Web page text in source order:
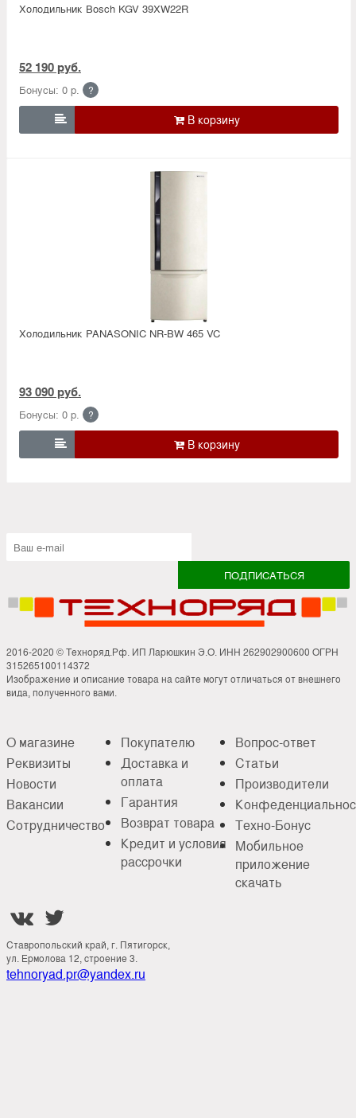
Холодильник Bosсh KGV 39XW22R
52 190 руб.
Бонусы: 0 р. ?

Холодильник PANASONIC NR-BW 465 VC
93 090 руб.
Бонусы: 0 р. ?

2016-2020 © Техноряд.Рф. ИП Ларюшкин Э.О. ИНН 262902900600 ОГРН
315265100114372
Изображение и описание товара на сайте могут отличаться от внешнего
вида, полученного вами.
О магазине
Реквизиты
Новости
Вакансии
Сотрудничество
Покупателю
Доставка и
оплата
Гарантия
Возврат товара
Кредит и условия
рассрочки
Вопрос-ответ
Статьи
Производители
Техно-Бонус
Мобильное
приложение
скачать
 
Ставропольский край, г. Пятигорск,
ул. Ермолова 12, строение 3.
tehnoryad.pr@yandex.ru